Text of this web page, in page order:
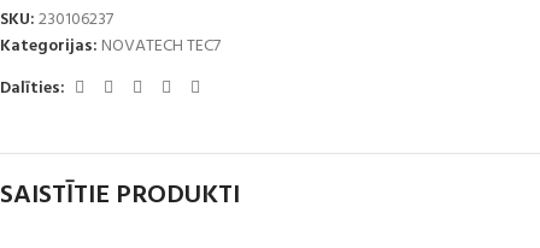
SKU:230106237
Kategorijas: NOVATECH TEC7
Dalīties:
SAISTĪTIE PRODUKTI